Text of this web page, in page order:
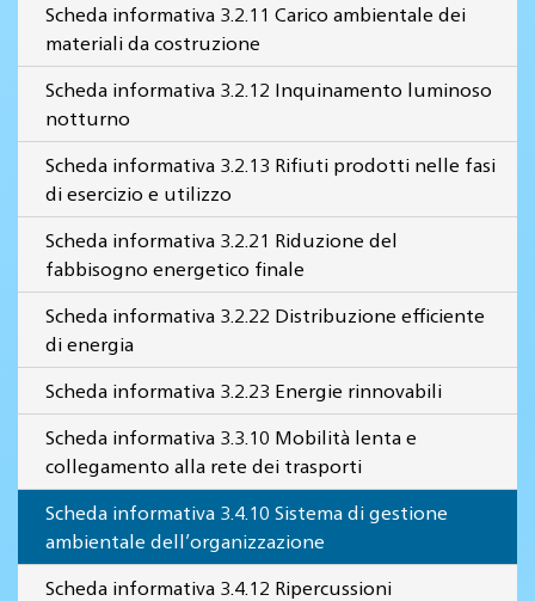
Scheda informativa 3.2.11 Carico ambientale dei
materiali da costruzione
Scheda informativa 3.2.12 Inquinamento luminoso
notturno
Scheda informativa 3.2.13 Rifiuti prodotti nelle fasi
di esercizio e utilizzo
Scheda informativa 3.2.21 Riduzione del
fabbisogno energetico finale
Scheda informativa 3.2.22 Distribuzione efficiente
di energia
Scheda informativa 3.2.23 Energie rinnovabili
Scheda informativa 3.3.10 Mobilità lenta e
collegamento alla rete dei trasporti
Scheda informativa 3.4.10 Sistema di gestione
ambientale dell’organizzazione
Scheda informativa 3.4.12 Ripercussioni